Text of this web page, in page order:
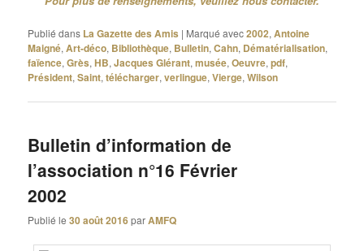
Publié dans La Gazette des Amis | Marqué avec2002,Antoine
Maigné,Art-déco, Bibliothèque, Bulletin,Cahn, Dématérialisation,
faïence,Grès,HB,Jacques Glérant,musée,Oeuvre,pdf,
Président,Saint,télécharger,verlingue,Vierge,Wilson
Bulletin d’information de
l’association n°16 Février
2002
Publié le30 août 2016parAMFQ